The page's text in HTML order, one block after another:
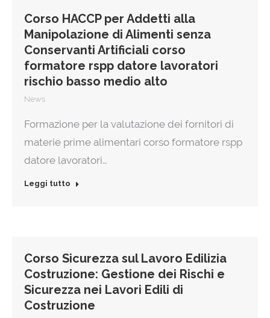
Corso HACCP per Addetti alla
Manipolazione di Alimenti senza
Conservanti Artificiali corso
formatore rspp datore lavoratori
rischio basso medio alto
News
Formazione per la valutazione dei fornitori di
materie prime alimentari corso formatore rspp
datore lavoratori…
Leggi tutto
Corso Sicurezza sul Lavoro Edilizia
Costruzione: Gestione dei Rischi e
Sicurezza nei Lavori Edili di
Costruzione